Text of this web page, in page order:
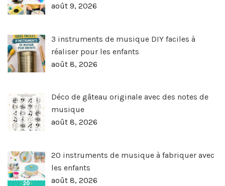
août 9, 2026
3 instruments de musique DIY faciles à
réaliser pour les enfants
août 8, 2026
Déco de gâteau originale avec des notes de
musique
août 8, 2026
20 instruments de musique à fabriquer avec
les enfants
août 8, 2026